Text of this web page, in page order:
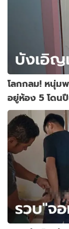
โลกกลม! หนุ่ม
อยู่ห้อง 5 โดน